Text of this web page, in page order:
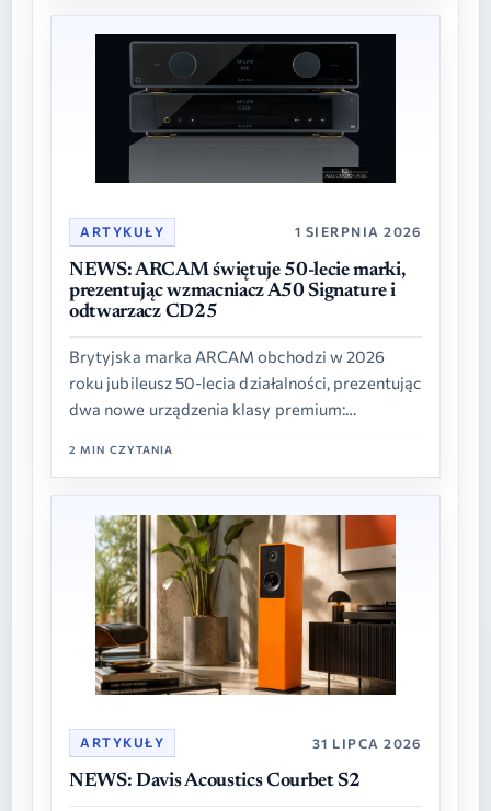
ARTYKUŁY 1 SIERPNIA 2026
NEWS: ARCAM świętuje 50-lecie marki,
prezentując wzmacniacz A50 Signature i
odtwarzacz CD25
Brytyjska marka ARCAM obchodzi w 2026
roku jubileusz 50-lecia działalności, prezentując
dwa nowe urządzenia klasy premium:
2 MIN CZYTANIA
ARTYKUŁY 31 LIPCA 2026
NEWS: Davis Acoustics Courbet S2